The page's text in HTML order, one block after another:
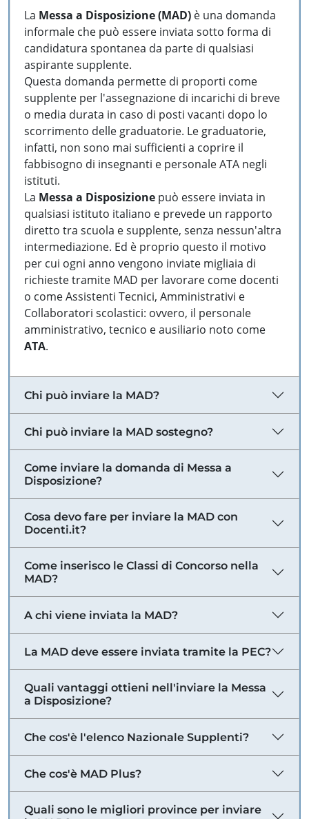
La Messa a Disposizione (MAD) è una domanda
informale che può essere inviata sotto forma di
candidatura spontanea da parte di qualsiasi
aspirante supplente.
Questa domanda permette di proporti come
supplente per l'assegnazione di incarichi di breve
o media durata in caso di posti vacanti dopo lo
scorrimento delle graduatorie. Le graduatorie,
infatti, non sono mai sufficienti a coprire il
fabbisogno di insegnanti e personale ATA negli
istituti.
La Messa a Disposizione può essere inviata in
qualsiasi istituto italiano e prevede un rapporto
diretto tra scuola e supplente, senza nessun'altra
intermediazione. Ed è proprio questo il motivo
per cui ogni anno vengono inviate migliaia di
richieste tramite MAD per lavorare come docenti
o come Assistenti Tecnici, Amministrativi e
Collaboratori scolastici: ovvero, il personale
amministrativo, tecnico e ausiliario noto come
ATA.
Chi può inviare la MAD?
Chi può inviare la MAD sostegno?
Come inviare la domanda di Messa a
Disposizione?
Cosa devo fare per inviare la MAD con
Docenti.it?
Come inserisco le Classi di Concorso nella
MAD?
A chi viene inviata la MAD?
La MAD deve essere inviata tramite la PEC?
Quali vantaggi ottieni nell'inviare la Messa
a Disposizione?
Che cos'è l'elenco Nazionale Supplenti?
Che cos'è MAD Plus?
Quali sono le migliori province per inviare